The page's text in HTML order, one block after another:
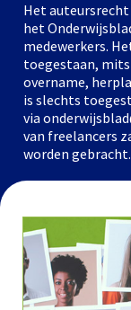
Het
het
medewerkers.
toegestaan,
overname,
is slechts
via
van freelancers
worden gebracht.